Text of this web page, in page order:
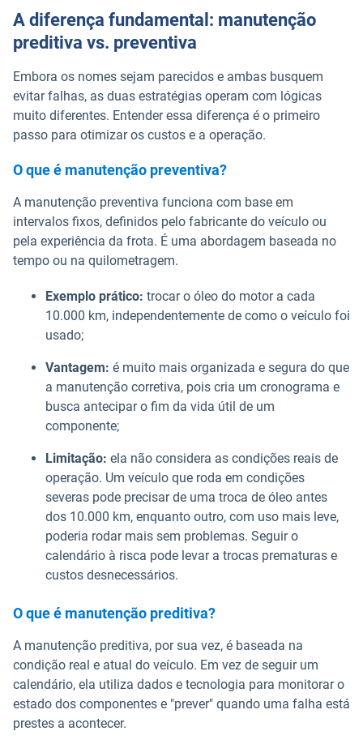
A diferença fundamental: manutenção
preditiva vs. preventiva
Embora os nomes sejam parecidos e ambas busquem
evitar falhas, as duas estratégias operam com lógicas
muito diferentes. Entender essa diferença é o primeiro
passo para otimizar os custos e a operação.
O que é manutenção preventiva?
A manutenção preventiva funciona com base em
intervalos fixos, definidos pelo fabricante do veículo ou
pela experiência da frota. É uma abordagem baseada no
tempo ou na quilometragem.
Exemplo prático: trocar o óleo do motor a cada
10.000 km, independentemente de como o veículo foi
usado;
Vantagem: é muito mais organizada e segura do que
a manutenção corretiva, pois cria um cronograma e
busca antecipar o fim da vida útil de um
componente;
Limitação: ela não considera as condições reais de
operação. Um veículo que roda em condições
severas pode precisar de uma troca de óleo antes
dos 10.000 km, enquanto outro, com uso mais leve,
poderia rodar mais sem problemas. Seguir o
calendário à risca pode levar a trocas prematuras e
custos desnecessários.
O que é manutenção preditiva?
A manutenção preditiva, por sua vez, é baseada na
condição real e atual do veículo. Em vez de seguir um
calendário, ela utiliza dados e tecnologia para monitorar o
estado dos componentes e "prever" quando uma falha está
prestes a acontecer.